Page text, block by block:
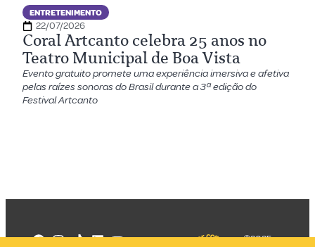
ENTRETENIMENTO
22/07/2026
Coral Artcanto celebra 25 anos no
Teatro Municipal de Boa Vista
Evento gratuito promete uma experiência imersiva e afetiva
pelas raízes sonoras do Brasil durante a 3ª edição do
Festival Artcanto
©2025